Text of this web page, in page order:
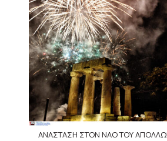
ΑΝΑΣΤΑΣΗ ΣΤΟΝ ΝΑΟ ΤΟΥ